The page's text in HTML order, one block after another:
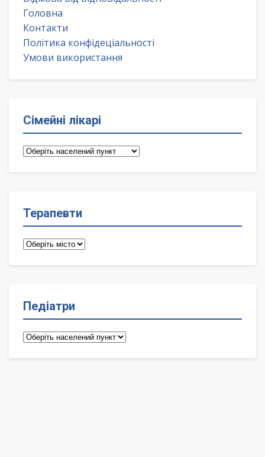
Головна
Контакти
Політика конфідеціальності
Умови використання
Сімейні лікарі
Сімейні
Терапевти
Терапевти
Педіатри
Педіатри